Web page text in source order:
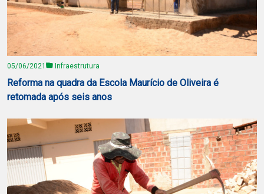
05/06/2021 Infraestrutura
Reforma na quadra da Escola Maurício de Oliveira é
retomada após seis anos